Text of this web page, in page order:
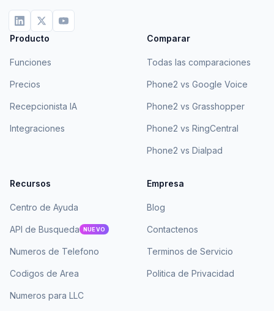
Producto
Funciones
Precios
Recepcionista IA
Integraciones
Comparar
Todas las comparaciones
Phone2 vs Google Voice
Phone2 vs Grasshopper
Phone2 vs RingCentral
Phone2 vs Dialpad
Recursos
Centro de Ayuda
API de Busqueda NUEVO
Numeros de Telefono
Codigos de Area
Numeros para LLC
Empresa
Blog
Contactenos
Terminos de Servicio
Politica de Privacidad